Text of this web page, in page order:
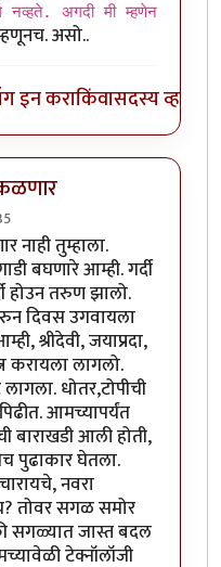
नव्हते. अगदी मी म्हणेन
असो..
इन कराकिंवासदस्य व्हा
पणbyबॅटमॅन
तुम्हाला.
बघणारे आम्ही. गर्दी
होउन तरुण झालो.
दिवस उगवायला
श्रीदेवी, जयाप्रदा,
करायला लागलो.
धोतर,टोपीची
आमच्यापर्यंत
आली होती,
पुढाकार घेतला.
नवरा
तोवर सगळ समोर
सगळ्यात जास्त बदल
टेक्नॉलॉजी